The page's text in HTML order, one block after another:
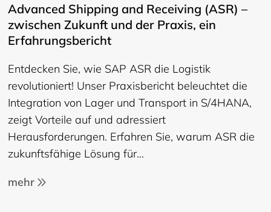
Advanced Shipping and Receiving (ASR) –
zwischen Zukunft und der Praxis, ein
Erfahrungsbericht
Entdecken Sie, wie SAP ASR die Logistik
revolutioniert! Unser Praxisbericht beleuchtet die
Integration von Lager und Transport in S/4HANA,
zeigt Vorteile auf und adressiert
Herausforderungen. Erfahren Sie, warum ASR die
zukunftsfähige Lösung für…
mehr